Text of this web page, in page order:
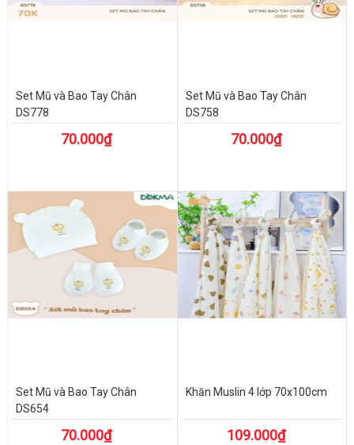
Set Mũ và Bao Tay Chân
DS778
70.000₫
Set Mũ và Bao Tay Chân
DS758
70.000₫
Set Mũ và Bao Tay Chân
DS654
70.000₫
Khăn Muslin 4 lớp 70x100cm
109.000₫